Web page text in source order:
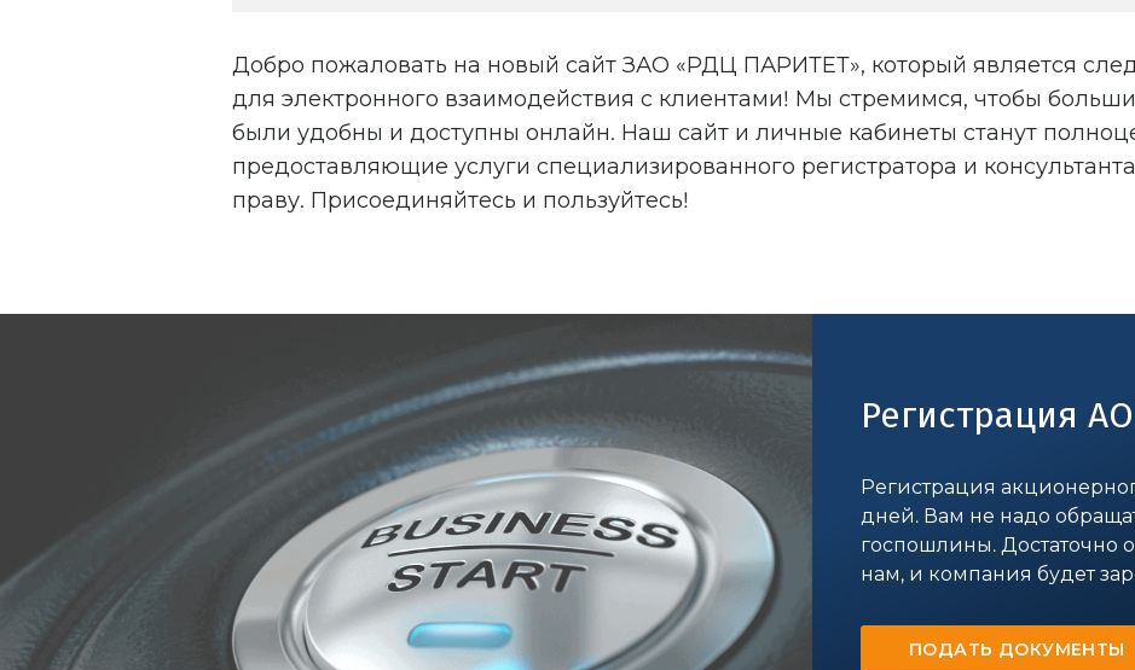
Добро пожаловать на новый сайт ЗАО «РДЦ ПАРИТЕТ», который является
для электронного взаимодействия с клиентами! Мы стремимся, чтобы
были удобны и доступны онлайн. Наш сайт и личные кабинеты станут
предоставляющие услуги специализированного регистратора и
праву. Присоединяйтесь и пользуйтесь!
Регистрация
Регистрация
дней. Вам не надо
госпошлины. Достаточно
нам, и компания будет
ПОДАТЬ ДОКУМЕНТЫ